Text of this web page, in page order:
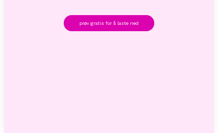
prøv gratis for å laste ned